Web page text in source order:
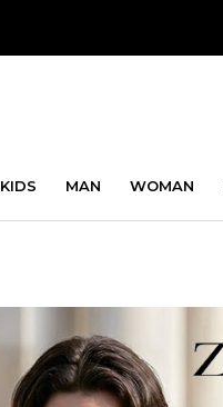
KIDS MAN WOMAN